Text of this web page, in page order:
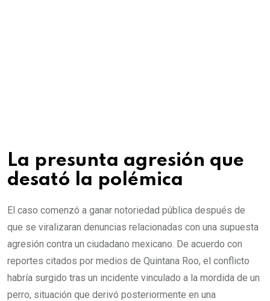
La presunta agresión que
desató la polémica
El caso comenzó a ganar notoriedad pública después de
que se viralizaran denuncias relacionadas con una supuesta
agresión contra un ciudadano mexicano. De acuerdo con
reportes citados por medios de Quintana Roo, el conflicto
habría surgido tras un incidente vinculado a la mordida de un
perro, situación que derivó posteriormente en una